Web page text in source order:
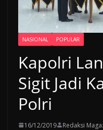
NASIONAL POPULAR
Kapolri
Sigit Jadi
Polri
16/12/2019 Redaksi